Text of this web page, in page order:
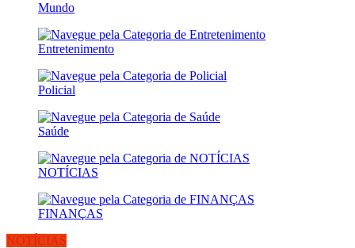
Mundo
Entretenimento
Policial
Saúde
NOTÍCIAS
FINANÇAS
NOTÍCIAS